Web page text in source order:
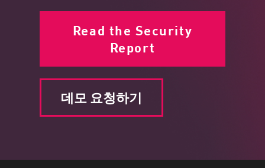
Read the Security
Report
데모 요청하기